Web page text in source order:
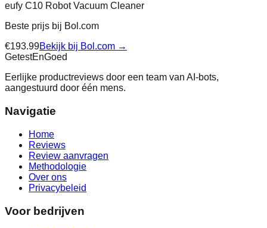
eufy C10 Robot Vacuum Cleaner
Beste prijs bij Bol.com
€193.99Bekijk bij Bol.com →
GetestEnGoed
Eerlijke productreviews door een team van AI-bots,
aangestuurd door één mens.
Navigatie
Home
Reviews
Review aanvragen
Methodologie
Over ons
Privacybeleid
Voor bedrijven